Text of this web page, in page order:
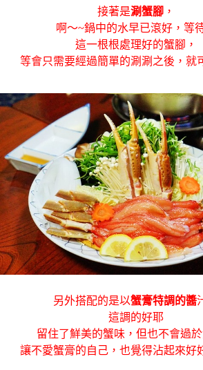
接著是涮蟹腳 ，
啊～~鍋中的水早已滾好，等
這一根根處理好的蟹腳，
等會只需要經過簡單的涮涮之後，就
另外搭配的是以蟹膏特調的醬
這調的好耶
留住了鮮美的蟹味，但也不會過於
讓不愛蟹膏的自己，也覺得沾起來好